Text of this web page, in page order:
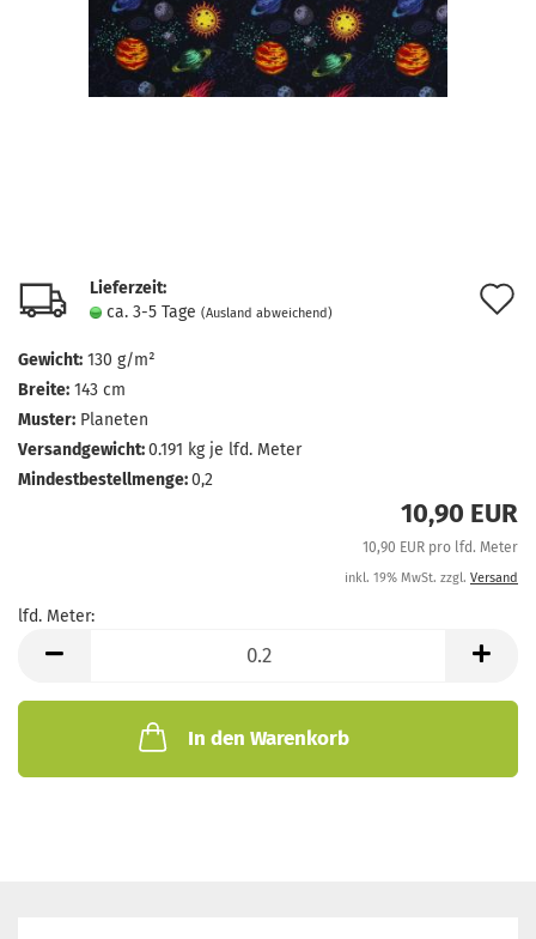
Lieferzeit:
ca. 3-5 Tage (Ausland abweichend)
Gewicht: 130 g/m²
Breite: 143 cm
Muster: Planeten
Versandgewicht:0.191 kg je lfd. Meter
Mindestbestellmenge:0,2
10,90 EUR
10,90 EUR pro lfd. Meter
inkl. 19% MwSt. zzgl. Versand
lfd. Meter:
Meter
In den Warenkorb